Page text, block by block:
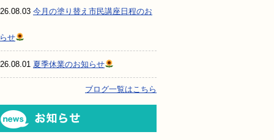
今月の塗り替え市民講座日程のお
せ
夏季休業のお知らせ
ブログ一覧はこちら